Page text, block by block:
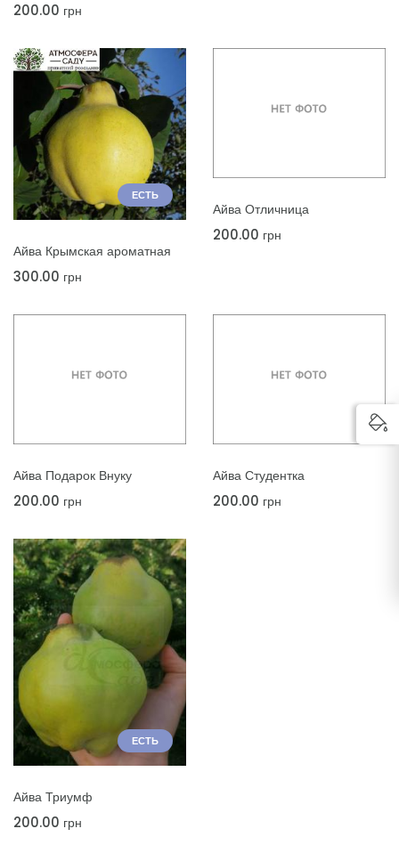
200.00 грн
ЕСТЬ
Айва Крымская ароматная
300.00 грн
Айва Отличница
200.00 грн
Айва Подарок Внуку
200.00 грн
Айва Студентка
200.00 грн
ЕСТЬ
Айва Триумф
200.00 грн